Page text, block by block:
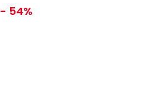
- 54%